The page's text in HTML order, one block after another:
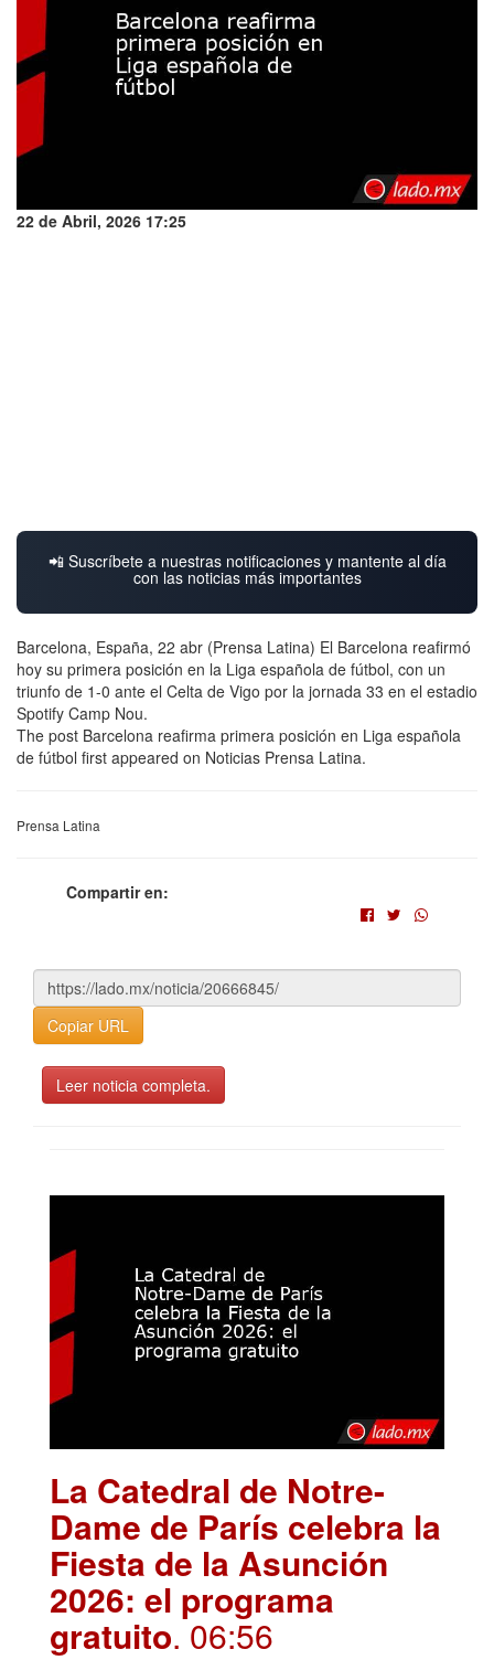
22 de Abril, 2026 17:25
📲 Suscríbete a nuestras notificaciones y mantente al día
con las noticias más importantes
Barcelona, España, 22 abr (Prensa Latina) El Barcelona reafirmó
hoy su primera posición en la Liga española de fútbol, con un
triunfo de 1-0 ante el Celta de Vigo por la jornada 33 en el estadio
Spotify Camp Nou.
The post Barcelona reafirma primera posición en Liga española
de fútbol first appeared on Noticias Prensa Latina.
Prensa Latina
Compartir en:
Copiar URL
Leer noticia completa.
La Catedral de Notre-
Dame de París celebra la
Fiesta de la Asunción
2026: el programa
gratuito. 06:56